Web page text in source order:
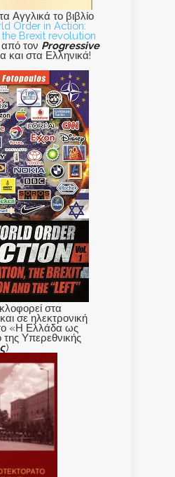
Αγγλικά το βιβλίο
Order in Action:
Brexit revolution
από τον Progressive
και στα Ελληνικά!
στα
σε ηλεκτρονική
«Η Ελλάδα ως
Υπερεθνικής
)